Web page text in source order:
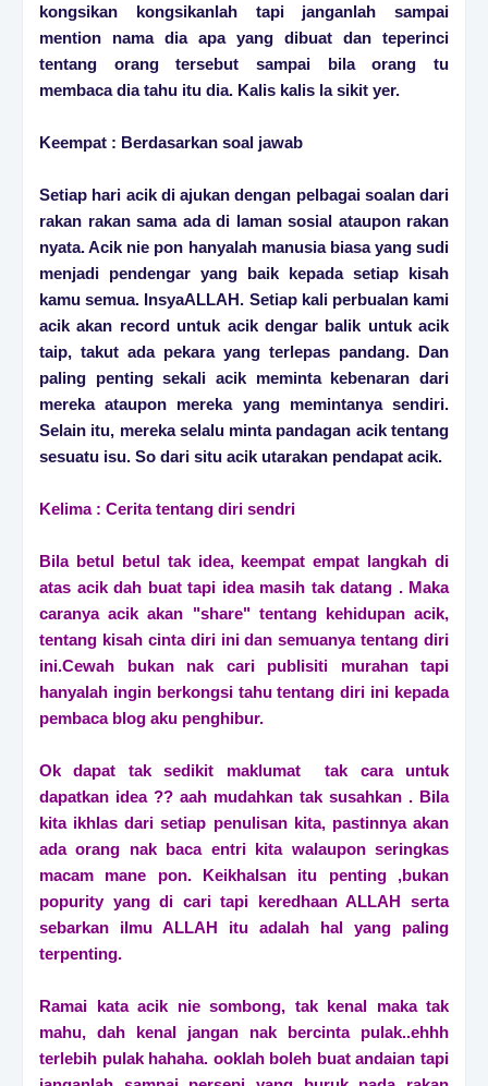
kongsikan kongsikanlah tapi janganlah sampai
mention nama dia apa yang dibuat dan teperinci
tentang orang tersebut sampai bila orang tu
membaca dia tahu itu dia. Kalis kalis la sikit yer.
Keempat : Berdasarkan soal jawab
Setiap hari acik di ajukan dengan pelbagai soalan dari
rakan rakan sama ada di laman sosial ataupon rakan
nyata. Acik nie pon hanyalah manusia biasa yang sudi
menjadi pendengar yang baik kepada setiap kisah
kamu semua. InsyaALLAH. Setiap kali perbualan kami
acik akan record untuk acik dengar balik untuk acik
taip, takut ada pekara yang terlepas pandang. Dan
paling penting sekali acik meminta kebenaran dari
mereka ataupon mereka yang memintanya sendiri.
Selain itu, mereka selalu minta pandagan acik tentang
sesuatu isu. So dari situ acik utarakan pendapat acik.
Kelima : Cerita tentang diri sendri
Bila betul betul tak idea, keempat empat langkah di
atas acik dah buat tapi idea masih tak datang . Maka
caranya acik akan "share" tentang kehidupan acik,
tentang kisah cinta diri ini dan semuanya tentang diri
ini.Cewah bukan nak cari publisiti murahan tapi
hanyalah ingin berkongsi tahu tentang diri ini kepada
pembaca blog aku penghibur.
Ok dapat tak sedikit maklumat tak cara untuk
dapatkan idea ?? aah mudahkan tak susahkan . Bila
kita ikhlas dari setiap penulisan kita, pastinnya akan
ada orang nak baca entri kita walaupon seringkas
macam mane pon. Keikhalsan itu penting ,bukan
popurity yang di cari tapi keredhaan ALLAH serta
sebarkan ilmu ALLAH itu adalah hal yang paling
terpenting.
Ramai kata acik nie sombong, tak kenal maka tak
mahu, dah kenal jangan nak bercinta pulak..ehhh
terlebih pulak hahaha. ooklah boleh buat andaian tapi